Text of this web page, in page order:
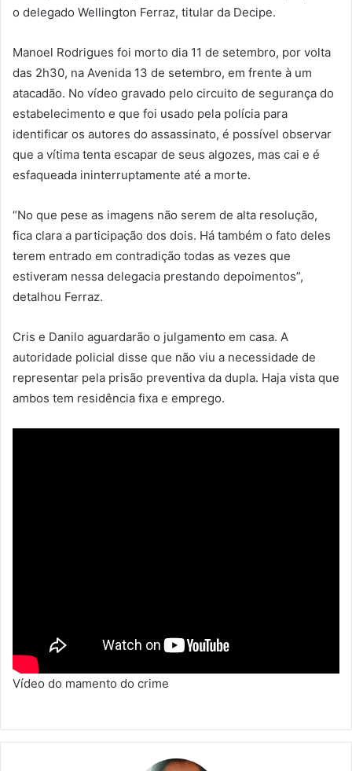
o delegado Wellington Ferraz, titular da Decipe.
Manoel Rodrigues foi morto dia 11 de setembro, por volta
das 2h30, na Avenida 13 de setembro, em frente à um
atacadão. No vídeo gravado pelo circuito de segurança do
estabelecimento e que foi usado pela polícia para
identificar os autores do assassinato, é possível observar
que a vítima tenta escapar de seus algozes, mas cai e é
esfaqueada ininterruptamente até a morte.
“No que pese as imagens não serem de alta resolução,
fica clara a participação dos dois. Há também o fato deles
terem entrado em contradição todas as vezes que
estiveram nessa delegacia prestando depoimentos”,
detalhou Ferraz.
Cris e Danilo aguardarão o julgamento em casa. A
autoridade policial disse que não viu a necessidade de
representar pela prisão preventiva da dupla. Haja vista que
ambos tem residência fixa e emprego.
Vídeo do mamento do crime